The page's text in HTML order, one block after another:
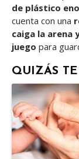
de plástico
cuenta con una
caiga la arena
juego para
QUIZÁS